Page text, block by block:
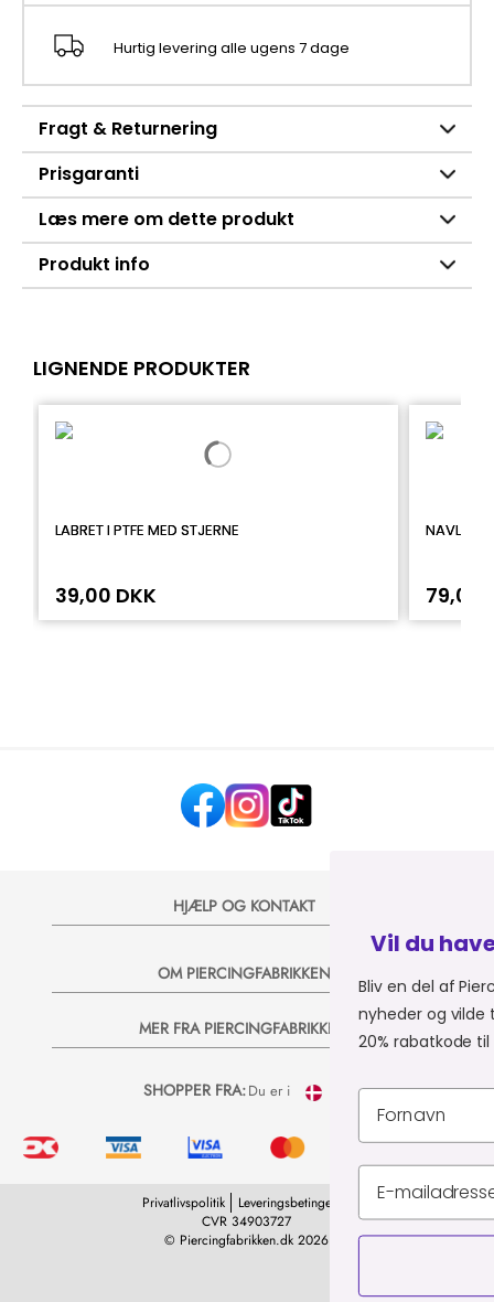
Hurtig levering alle ugens 7 dage
Fragt & Returnering
Prisgaranti
Læs mere om dette produkt
Produkt info
LIGNENDE PRODUKTER
LABRET I PTFE MED STJERNE
39,00 DKK 79,00
HJÆLP OG KONTAKT
OM PIERCINGFABRIKKEN
MER FRA PIERCINGFABRIKKEN
SHOPPER FRA:Du er i
© Piercingfabrikken.dk 2026
CVR 34903727
Privatlivspolitik Leveringsbetingelser
Vil du have 20% på dit
Bliv en del af Piercingfabrikkens univers,
nyheder og vilde tilbud på e-mail, så
20% rabatkode til dit næste køb 💞